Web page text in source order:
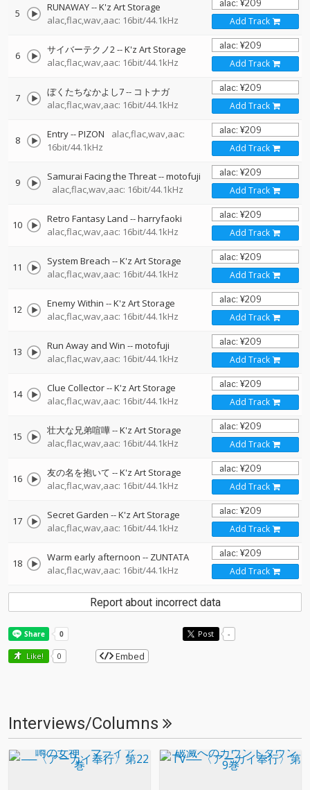
5 RUNAWAY--K'z Art Storage
alac,flac,wav,aac: 16bit/44.1kHz
Add Track
6 サイバーテクノ2--K'z Art Storage
alac,flac,wav,aac: 16bit/44.1kHz
Add Track
7 ぼくたちなかよし7-- コトナガ
alac,flac,wav,aac: 16bit/44.1kHz
Add Track
8 Entry--PIZON
alac,flac,wav,aac:
16bit/44.1kHz
Add Track
9 Samurai Facing the Threat--motofuji
alac,flac,wav,aac: 16bit/44.1kHz
Add Track
10 Retro Fantasy Land --harryfaoki
alac,flac,wav,aac: 16bit/44.1kHz
Add Track
11 System Breach --K'z Art Storage
alac,flac,wav,aac: 16bit/44.1kHz
Add Track
12 Enemy Within --K'z Art Storage
alac,flac,wav,aac: 16bit/44.1kHz
Add Track
13 Run Away and Win --motofuji
alac,flac,wav,aac: 16bit/44.1kHz
Add Track
14 Clue Collector--K'z Art Storage
alac,flac,wav,aac: 16bit/44.1kHz
Add Track
15 壮大な兄弟喧嘩--K'z Art Storage
alac,flac,wav,aac: 16bit/44.1kHz
Add Track
16 友の名を抱いて --K'z Art Storage
alac,flac,wav,aac: 16bit/44.1kHz
Add Track
17 Secret Garden --K'z Art Storage
alac,flac,wav,aac: 16bit/44.1kHz
Add Track
18 Warm early afternoon -- ZUNTATA
alac,flac,wav,aac: 16bit/44.1kHz
Add Track
Report about incorrect data
Post -
Like! 0 Embed
Interviews/Columns